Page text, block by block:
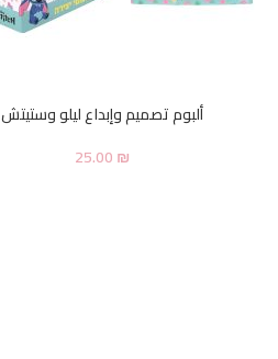
ألبوم تصميم وإبداع ليلو وستيتش
25.00₪